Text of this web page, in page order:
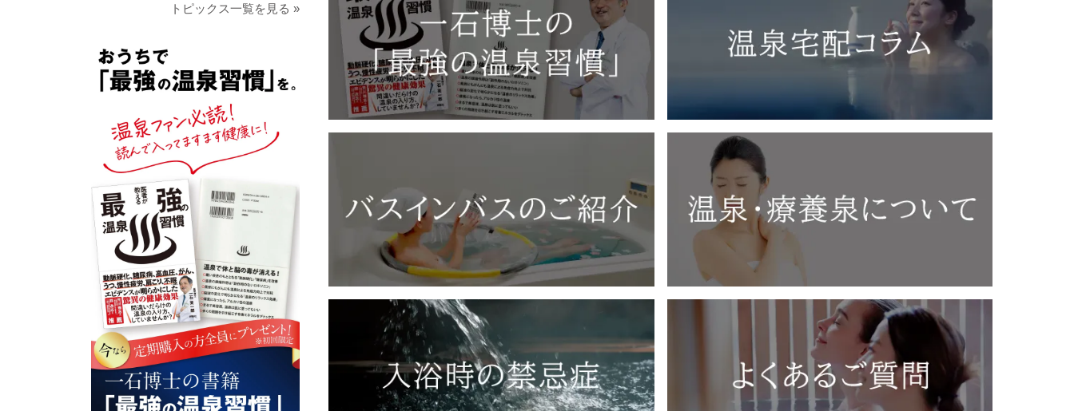
トピックス一覧を見る »